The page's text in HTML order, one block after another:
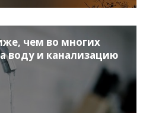
чем во многих
воду и канализацию